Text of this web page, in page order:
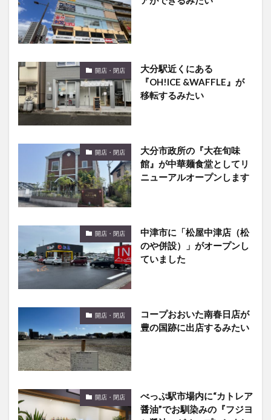
開店・閉店
大分駅近くにある
『OH!ICE &WAFFLE』が
移転するみたい
開店・閉店
大分市政所の『大在旬味
館』が中華麺食堂としてリ
ニューアルオープンします
開店・閉店
中津市に「松屋中津店（松
のや併設）」がオープンし
ていました
開店・閉店
コープおおいた南春日店が
豊の国跡に出店するみたい
開店・閉店
べっぷ駅市場内に“カトレア
醤油”でお馴染みの『フジヨ